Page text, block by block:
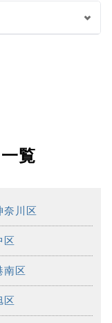
覧
奈川区
区
南区
区